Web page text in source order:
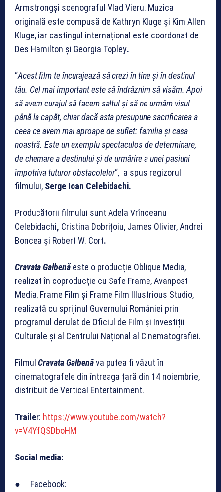
Armstrongși scenograful Vlad Vieru. Muzica
originală este compusă de Kathryn Kluge și Kim Allen
Kluge, iar castingul internațional este coordonat de
Des Hamilton și Georgia Topley.
“Acest film te încurajează să crezi în tine și în destinul
tău. Cel mai important este să îndrăznim să visăm. Apoi
să avem curajul să facem saltul și să ne urmăm visul
până la capăt, chiar dacă asta presupune sacrificarea a
ceea ce avem mai aproape de suflet: familia și casa
noastră. Este un exemplu spectaculos de determinare,
de chemare a destinului și de urmărire a unei pasiuni
împotriva tuturor obstacolelor“, a spus regizorul
filmului, Serge Ioan Celebidachi.
Producătorii filmului sunt Adela Vrînceanu
Celebidachi, Cristina Dobrițoiu, James Olivier, Andrei
Boncea și Robert W. Cort.
Cravata Galbenăeste o producție Oblique Media,
realizat în coproducție cu Safe Frame, Avanpost
Media, Frame Film și Frame Film Illustrious Studio,
realizată cu sprijinul Guvernului României prin
programul derulat de Oficiul de Film și Investiții
Culturale și al Centrului Național al Cinematografiei.
Filmul Cravata Galbenăva putea fi văzut în
cinematografele din întreaga țară din 14 noiembrie,
distribuit de Vertical Entertainment.
Trailer: https://www.youtube.com/watch?
v=V4YfQSDboHM
Social media:
● Facebook: